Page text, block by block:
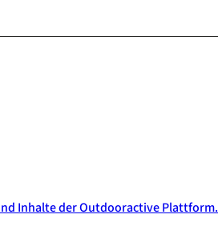
Inhalte der Outdooractive Plattform.